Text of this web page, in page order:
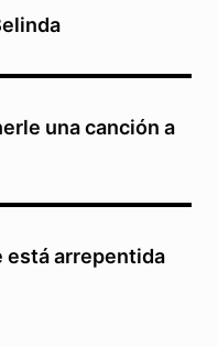
una canción a
está arrepentida